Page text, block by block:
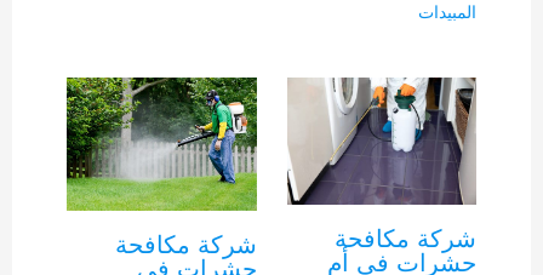
المبيدات
شركة مكافحة
حشرات في أم
شركة مكافحة
حشرات في